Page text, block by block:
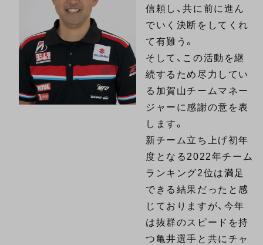
信頼し、共に前に進ん
でいく決断をしてくれ
て有難う。
そして、この活動を継
続するため尽力してい
る加賀山チームマネー
ジャーに感謝の意を表
します。
新チーム立ち上げ初年
度となる2022年チーム
ランキング2位は満足
できる結果だったと感
じておりますが、今年
は抜群のスピードを持
つ亀井選手と共にチャ